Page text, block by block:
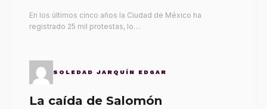
En los últimos cinco años la Ciudad de México ha
registrado 25 mil protestas, lo…
SOLEDAD JARQUÍN EDGAR
La caída de Salomón